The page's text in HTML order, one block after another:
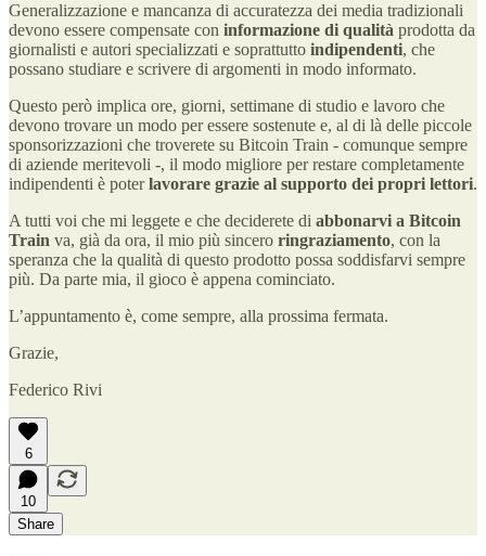
Generalizzazione e mancanza di accuratezza dei media tradizionali
devono essere compensate con informazione di qualità prodotta da
giornalisti e autori specializzati e soprattutto indipendenti, che
possano studiare e scrivere di argomenti in modo informato.
Questo però implica ore, giorni, settimane di studio e lavoro che
devono trovare un modo per essere sostenute e, al di là delle piccole
sponsorizzazioni che troverete su Bitcoin Train - comunque sempre
di aziende meritevoli -, il modo migliore per restare completamente
indipendenti è poterlavorare grazie al supporto dei propri lettori.
A tutti voi che mi leggete e che deciderete di abbonarvi a Bitcoin
Train va, già da ora, il mio più sincero ringraziamento, con la
speranza che la qualità di questo prodotto possa soddisfarvi sempre
più. Da parte mia, il gioco è appena cominciato.
L’appuntamento è, come sempre, alla prossima fermata.
Grazie,
Federico Rivi
6
10
Share